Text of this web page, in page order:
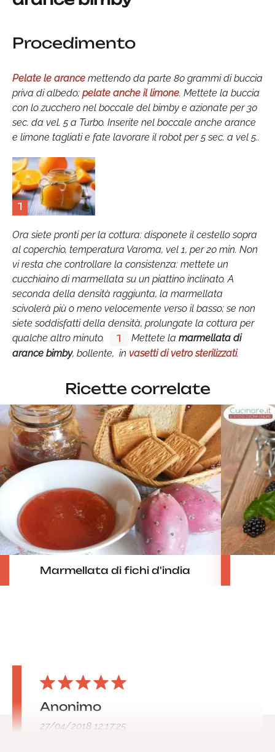
Procedimento
Pelate le arance mettendo da parte 80 grammi di buccia
priva di albedo; pelate anche il limone. Mettete la buccia
con lo zucchero nel boccale del bimby e azionate per 30
sec. da vel. 5 a Turbo. Inserite nel boccale anche arance
e limone tagliati e fate lavorare il robot per 5 sec. a vel 5..
1
Ora siete pronti per la cottura: disponete il cestello sopra
al coperchio, temperatura Varoma, vel 1, per 20 min. Non
vi resta che controllare la consistenza: mettete un
cucchiaino di marmellata su un piattino inclinato. A
seconda della densità raggiunta, la marmellata
scivolerà più o meno velocemente verso il basso; se non
siete soddisfatti della densità, prolungate la cottura per
qualche altro minuto.
1 Mettete la marmellata di
arance bimby, bollente, in vasetti di vetro sterilizzati.
Ricette correlate
Marmellata di fichi d'india
Anonimo
27/04/2018 12:17:25